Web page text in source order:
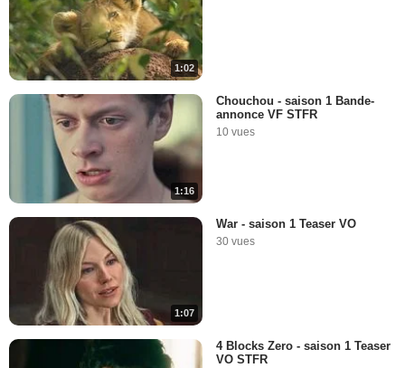
1:02
1:16
Chouchou - saison 1 Bande-
annonce VF STFR
10 vues
1:07
War - saison 1 Teaser VO
30 vues
4 Blocks Zero - saison 1 Teaser
VO STFR